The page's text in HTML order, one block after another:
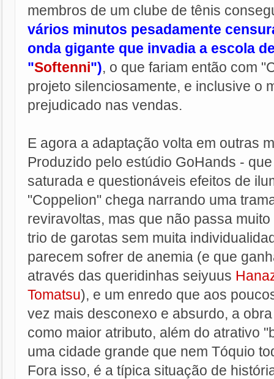
membros de um clube de tênis
vários minutos pesadamente
onda gigante que invadia a escola
"Softenni"), o que fariam então com
projeto silenciosamente, e inclusive o
prejudicado nas vendas.
E agora a adaptação volta em outras
Produzido pelo estúdio GoHands -
saturada e questionáveis efeitos de
"Coppelion" chega narrando uma
reviravoltas, mas que não passa
trio de garotas sem muita
parecem sofrer de anemia (e que
através das queridinhas seiyuus
Tomatsu), e um enredo que aos
vez mais desconexo e absurdo, a
como maior atributo, além do atrativo
uma cidade grande que nem Tóquio
Fora isso, é a típica situação de